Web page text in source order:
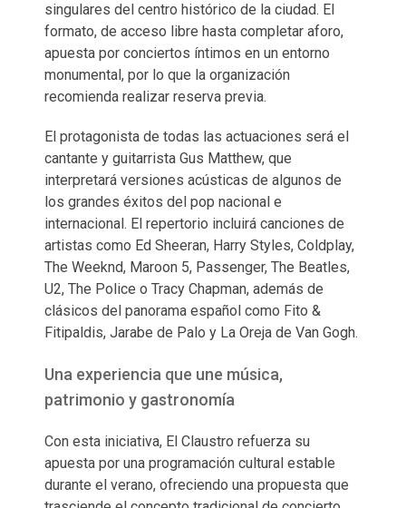
singulares del centro histórico de la ciudad. El
formato, de acceso libre hasta completar aforo,
apuesta por conciertos íntimos en un entorno
monumental, por lo que la organización
recomienda realizar reserva previa.
El protagonista de todas las actuaciones será el
cantante y guitarrista Gus Matthew, que
interpretará versiones acústicas de algunos de
los grandes éxitos del pop nacional e
internacional. El repertorio incluirá canciones de
artistas como Ed Sheeran, Harry Styles, Coldplay,
The Weeknd, Maroon 5, Passenger, The Beatles,
U2, The Police o Tracy Chapman, además de
clásicos del panorama español como Fito &
Fitipaldis, Jarabe de Palo y La Oreja de Van Gogh.
Una experiencia que une música,
patrimonio y gastronomía
Con esta iniciativa, El Claustro refuerza su
apuesta por una programación cultural estable
durante el verano, ofreciendo una propuesta que